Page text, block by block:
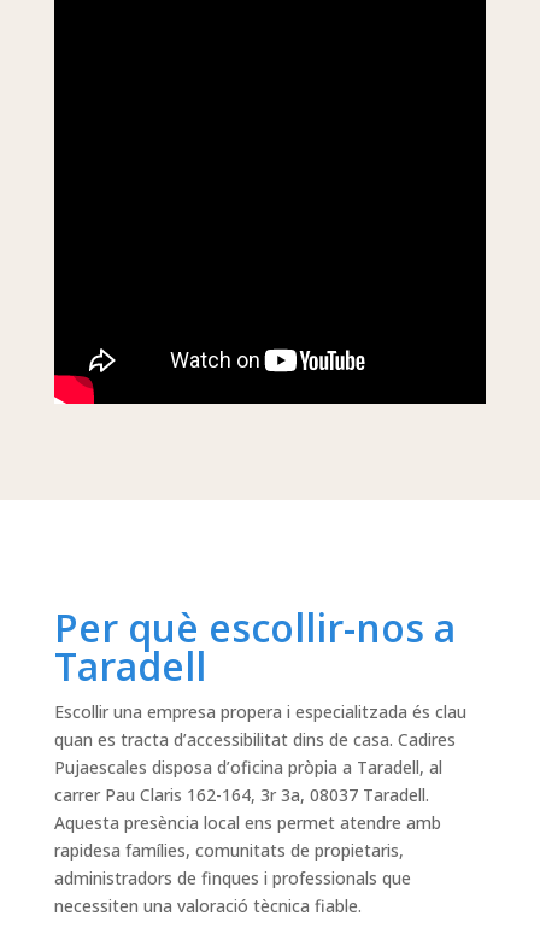
Per què escollir-nos a
Taradell
Escollir una empresa propera i especialitzada és clau
quan es tracta d’accessibilitat dins de casa. Cadires
Pujaescales disposa d’oficina pròpia a Taradell, al
carrer Pau Claris 162-164, 3r 3a, 08037 Taradell.
Aquesta presència local ens permet atendre amb
rapidesa famílies, comunitats de propietaris,
administradors de finques i professionals que
necessiten una valoració tècnica fiable.